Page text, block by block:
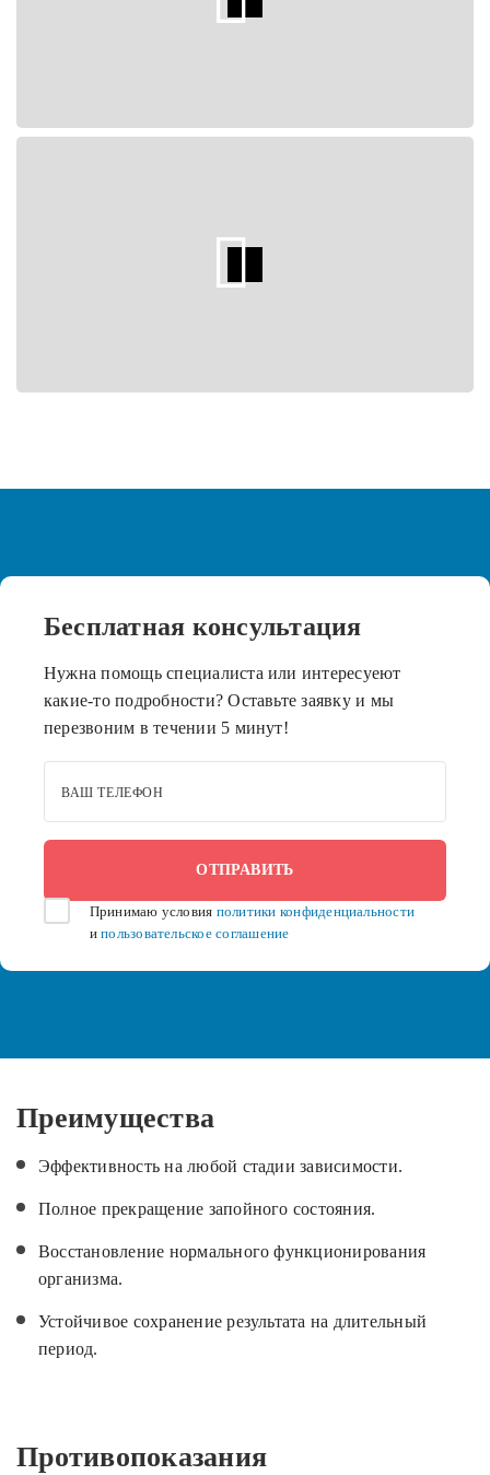
Бесплатная консультация
Нужна помощь специалиста или интересуеют
какие-то подробности? Оставьте заявку и мы
перезвоним в течении 5 минут!
ВАШ ТЕЛЕФОН
Принимаю условия политики конфиденциальности
ипользовательское соглашение
Преимущества
Эффективность на любой стадии зависимости.
Полное прекращение запойного состояния.
Восстановление нормального функционирования
организма.
Устойчивое сохранение результата на длительный
период.
Противопоказания